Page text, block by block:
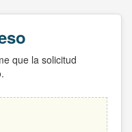
que la solicitud